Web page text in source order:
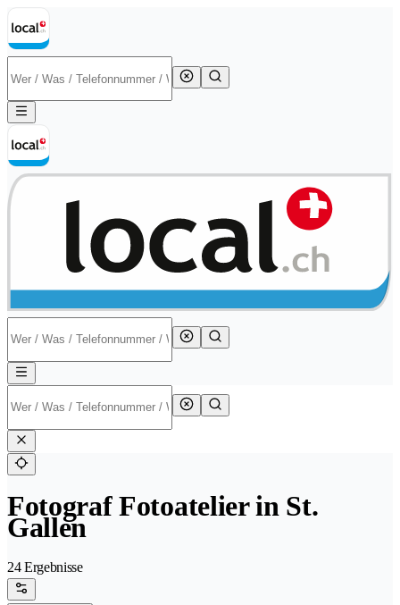
Fotograf Fotoatelier in St.
Gallen
24 Ergebnisse